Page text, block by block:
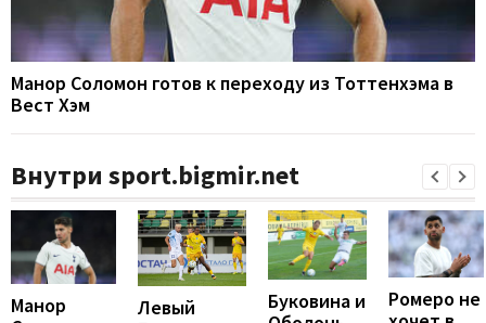
Манор Соломон готов к переходу из Тоттенхэма в
Вест Хэм
Внутри sport.bigmir.net
Манор
Левый
Буковина и
Ромеро не